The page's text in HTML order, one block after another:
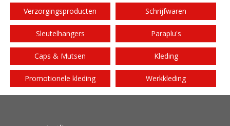
Verzorgingsproducten Schrijfwaren
Sleutelhangers Paraplu's
Caps & Mutsen Kleding
Promotionele kleding Werkkleding